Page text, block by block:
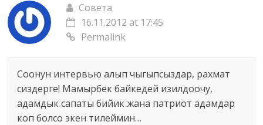
Совета
16.11.2012 at 17:45
Permalink
Соонун интервью алып чыгыпсыздар, рахмат
сиздерге! Мамырбек байкедей изилдоочу,
адамдык сапаты бийик жана патриот адамдар
коп болсо экен тилеймин…